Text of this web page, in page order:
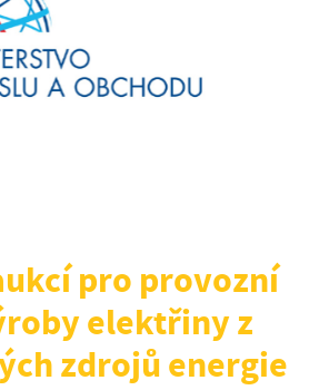
pro provozní
elektřiny z
zdrojů energie